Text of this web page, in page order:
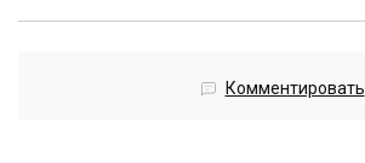
Комментировать